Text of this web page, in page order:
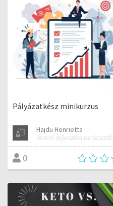
Pályázatkész minikurzus
Hajdu Henrietta
Vezető fejlesztési tanácsadó
0